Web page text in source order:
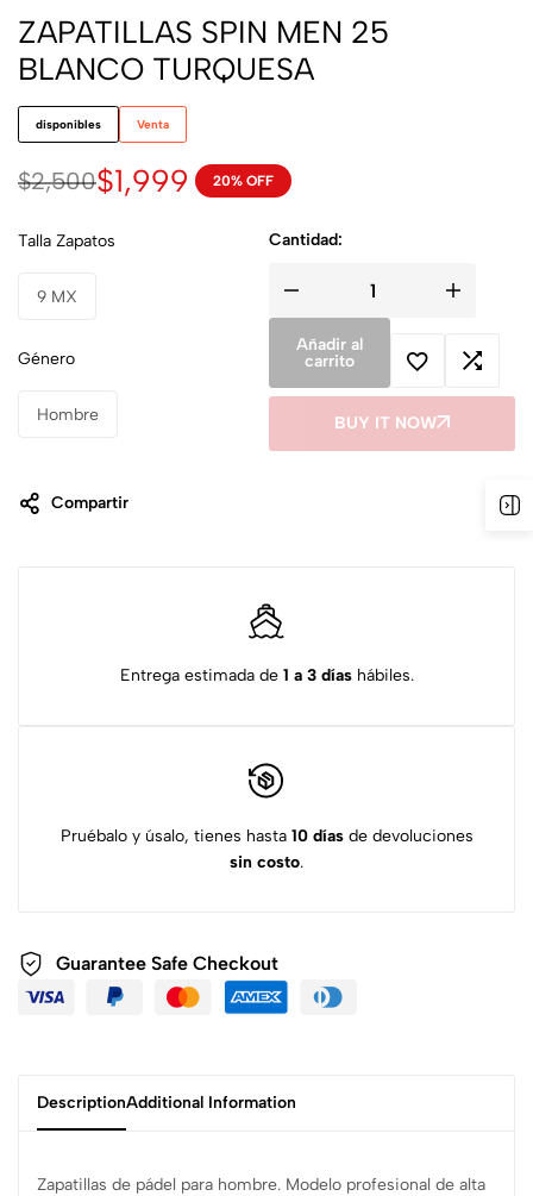
ZAPATILLAS SPIN MEN 25
BLANCO TURQUESA
disponibles Venta
$2,500$1,999 20% OFF
Talla Zapatos
9 MX
Género
Hombre
Cantidad:
Añadir al
carrito
BUY IT NOW
Compartir
Entrega estimada de 1 a 3 díashábiles.
Pruébalo y úsalo, tienes hasta 10 díasde devoluciones
sin costo.
Guarantee Safe Checkout
DescriptionAdditional Information
Zapatillas de pádel para hombre. Modelo profesional de alta